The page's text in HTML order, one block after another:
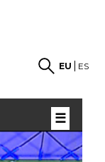
EU ES
☰